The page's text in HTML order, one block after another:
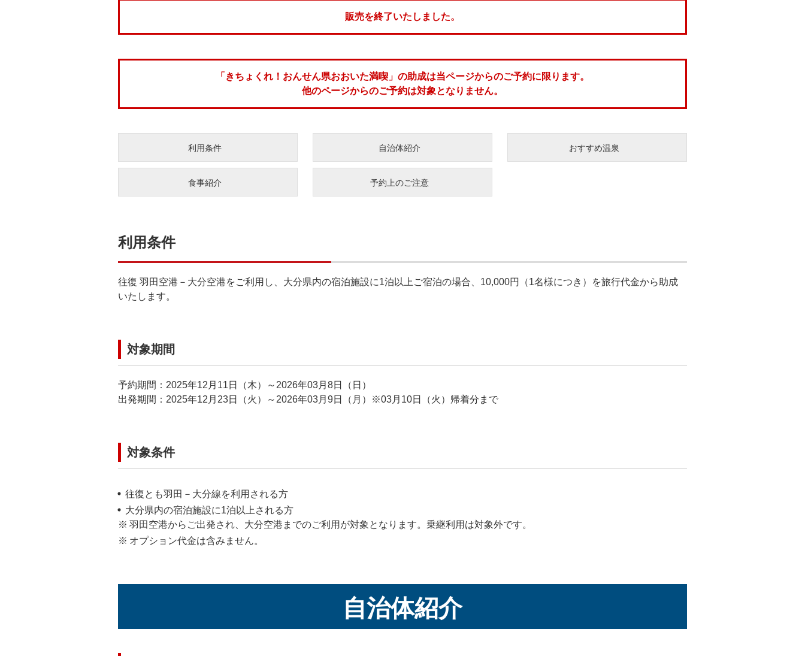
販売を終了いたしました。
「きちょくれ！おんせん県おおいた満喫」の助成は当ページからのご予約に限ります。
他のページからのご予約は対象となりません。
利用条件 自治体紹介 おすすめ温泉
食事紹介 予約上のご注意
利用条件
往復 羽田空港－大分空港をご利用し、大分県内の宿泊施設に1泊以上ご宿泊の場合、10,000円（1名様につき）を旅行代金から助成
いたします。
対象期間
予約期間：2025年12月11日（木）～2026年03月8日（日）
出発期間：2025年12月23日（火）～2026年03月9日（月）※03月10日（火）帰着分まで
対象条件
往復とも羽田－大分線を利用される方
大分県内の宿泊施設に1泊以上される方
羽田空港からご出発され、大分空港までのご利用が対象となります。乗継利用は対象外です。
オプション代金は含みません。
自治体紹介